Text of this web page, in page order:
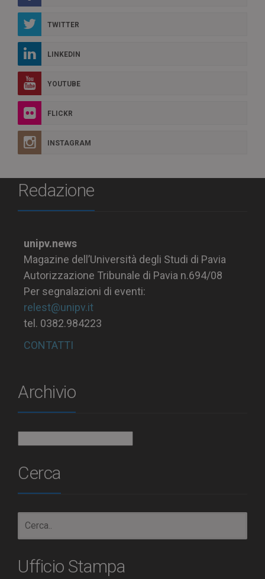
TWITTER
LINKEDIN
YOUTUBE
FLICKR
INSTAGRAM
Redazione
unipv.news
Magazine dell’Università degli Studi di Pavia
Autorizzazione Tribunale di Pavia n.694/08
Per segnalazioni di eventi:
relest@unipv.it
tel. 0382.984223
CONTATTI
Archivio
Cerca
Ufficio Stampa